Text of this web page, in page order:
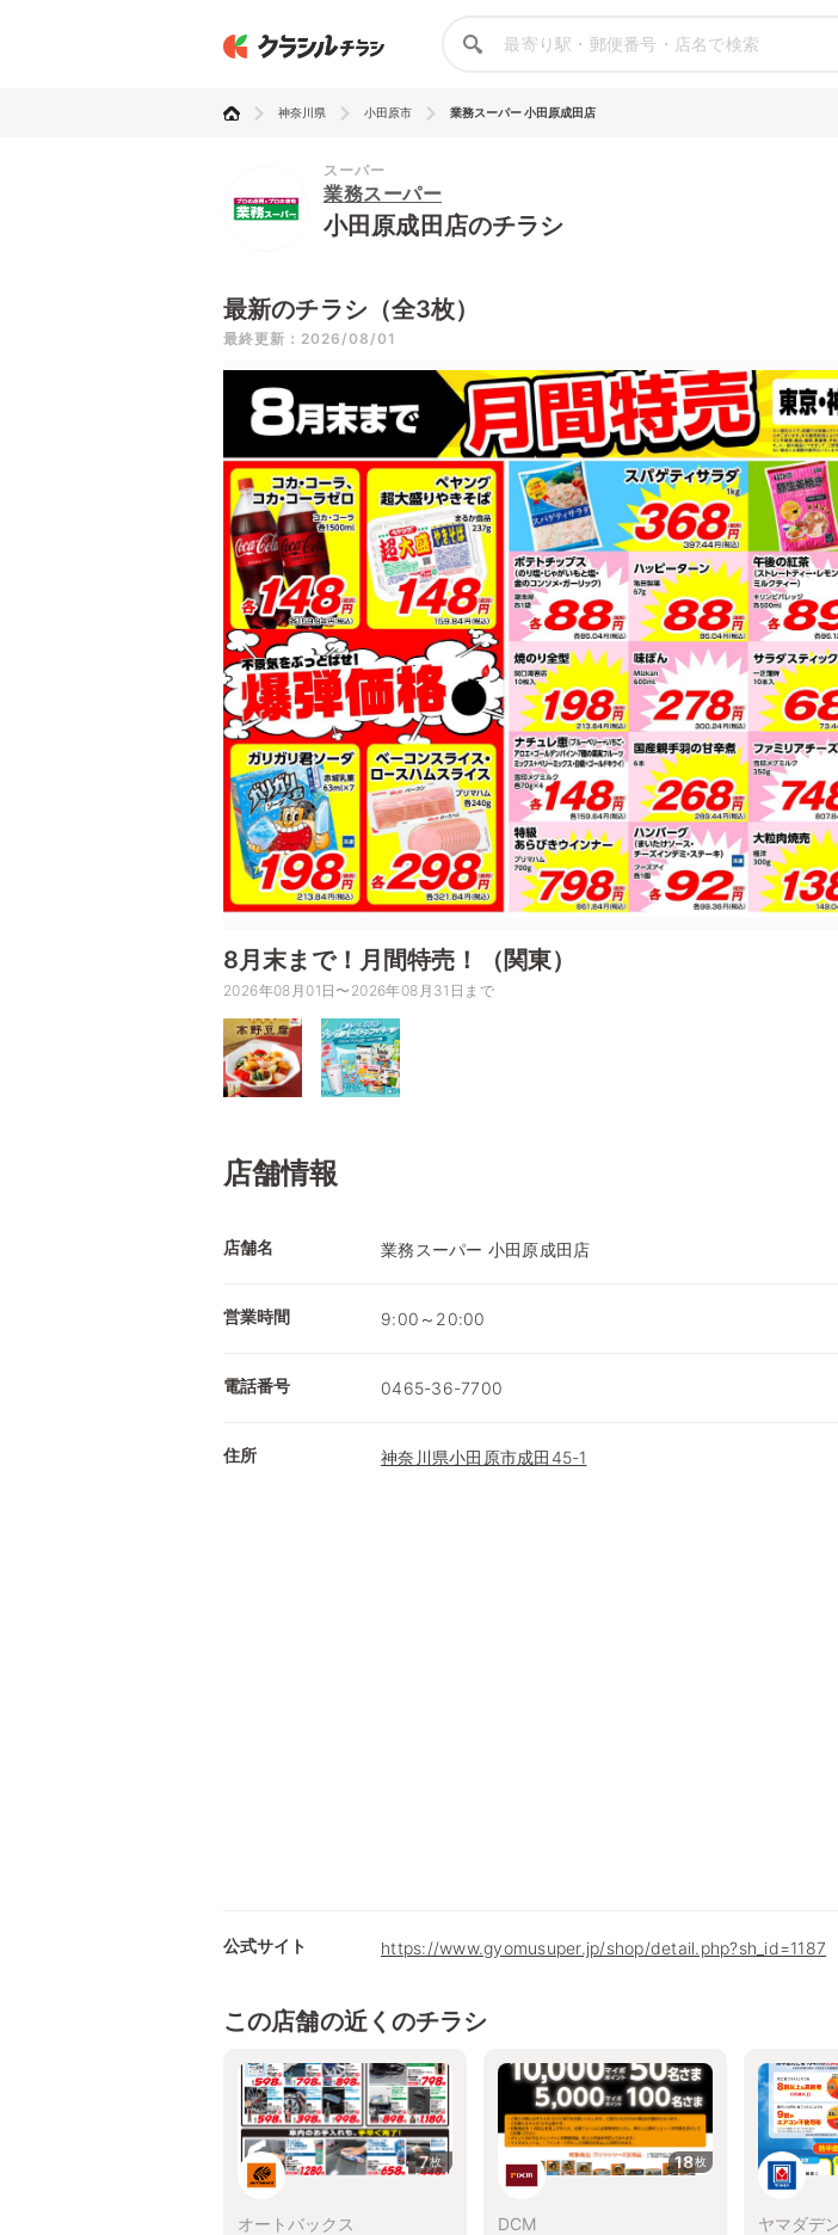
神奈川県 小田原市 業務スーパー 小田原成田店
スーパー
業務スーパー
小田原成田店のチラシ
最新のチラシ（全3枚）
最終更新：2026/08/01
8月末まで！月間特売！（関東）
2026年08月01日〜2026年08月31日まで
店舗情報
店舗名 業務スーパー 小田原成田店
営業時間 9:00～20:00
電話番号 0465-36-7700
住所 神奈川県小田原市成田45-1
公式サイト https://www.gyomusuper.jp/shop/detail.php?sh_id=1187
この店舗の近くのチラシ
7枚
オートバックス
18枚
DCM ヤマダデ